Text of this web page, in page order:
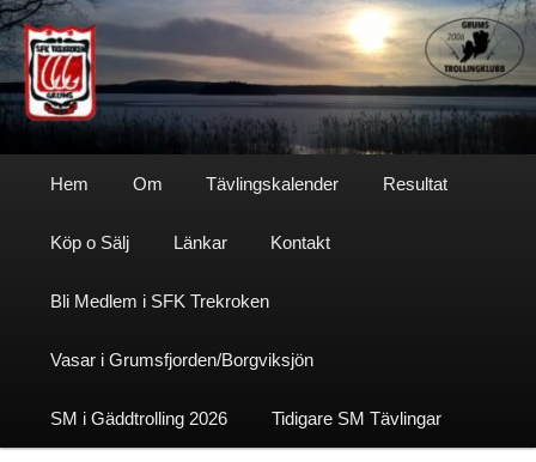
Hoppa
till
primärt
innehållSfktrekroken
Hem Om Tävlingskalender Resultat
Köp o Sälj Länkar Kontakt
Bli Medlem i SFK Trekroken
Vasar i Grumsfjorden/Borgviksjön
SM i Gäddtrolling 2026 Tidigare SM Tävlingar